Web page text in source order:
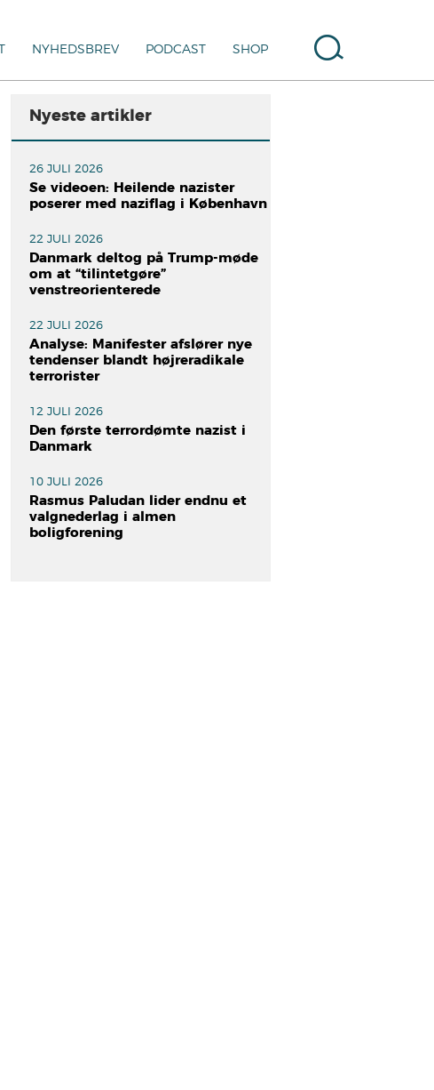
NYHEDSBREV PODCAST SHOP
Nyeste artikler
26 JULI 2026
Se videoen: Heilende nazister
poserer med naziflag i København
22 JULI 2026
Danmark deltog på Trump-møde
om at “tilintetgøre”
venstreorienterede
22 JULI 2026
Analyse: Manifester afslører nye
tendenser blandt højreradikale
terrorister
12 JULI 2026
Den første terrordømte nazist i
Danmark
10 JULI 2026
Rasmus Paludan lider endnu et
valgnederlag i almen
boligforening